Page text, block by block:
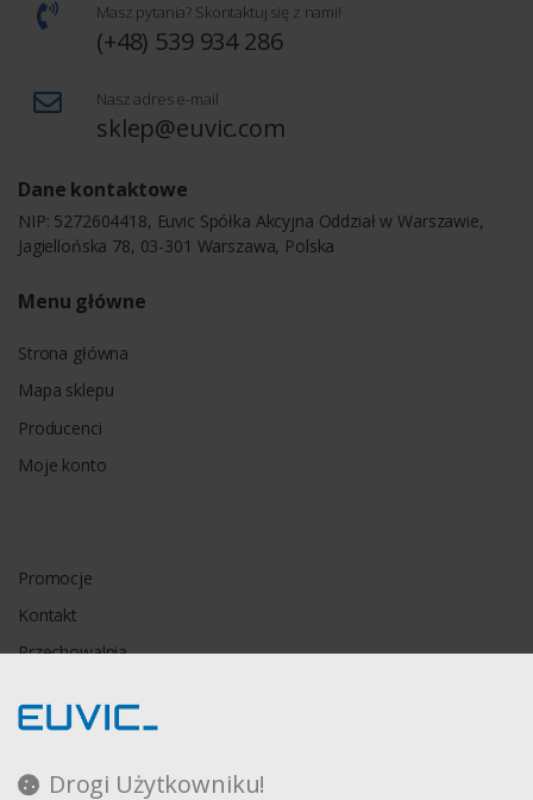
Drogi Użytkowniku!
Masz pytania? Skontaktuj się z nami!
(+48) 539 934 286
Nasz adres e-mail
sklep@euvic.com
Dane kontaktowe
NIP: 5272604418, Euvic Spółka Akcyjna Oddział w Warszawie,
Jagiellońska 78, 03-301 Warszawa, Polska
Menu główne
Strona główna
Mapa sklepu
Producenci
Moje konto
Promocje
Kontakt
Przechowalnia